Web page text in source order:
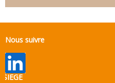
Nous suivre
SIEGE